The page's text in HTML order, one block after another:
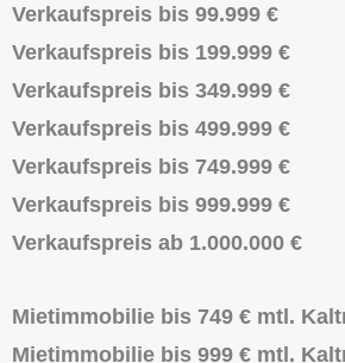
Verkaufspreis bis 99.999 €
Verkaufspreis bis 199.999 €
Verkaufspreis bis 349.999 €
Verkaufspreis bis 499.999 €
Verkaufspreis bis 749.999 €
Verkaufspreis bis 999.999 €
Verkaufspreis ab 1.000.000 €
Mietimmobilie bis 749 € mtl.
Mietimmobilie bis 999 € mtl.